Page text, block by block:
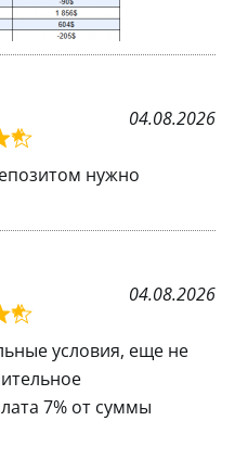
04.08.2026
нужно
04.08.2026
условия, еще не
7% от суммы